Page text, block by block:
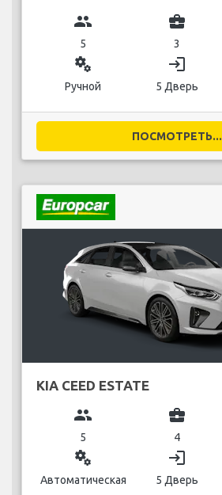
group
5
business_center
3
miscellaneous_services
Ручной
login
5 Дверь
ПОСМОТРЕТЬ...
KIA CEED ESTATE
group
5
business_center
4
miscellaneous_services
Автоматическая
login
5 Дверь